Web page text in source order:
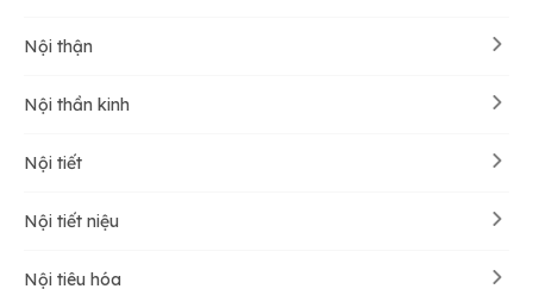
Nội thận
Nội thần kinh
Nội tiết
Nội tiết niệu
Nội tiêu hóa